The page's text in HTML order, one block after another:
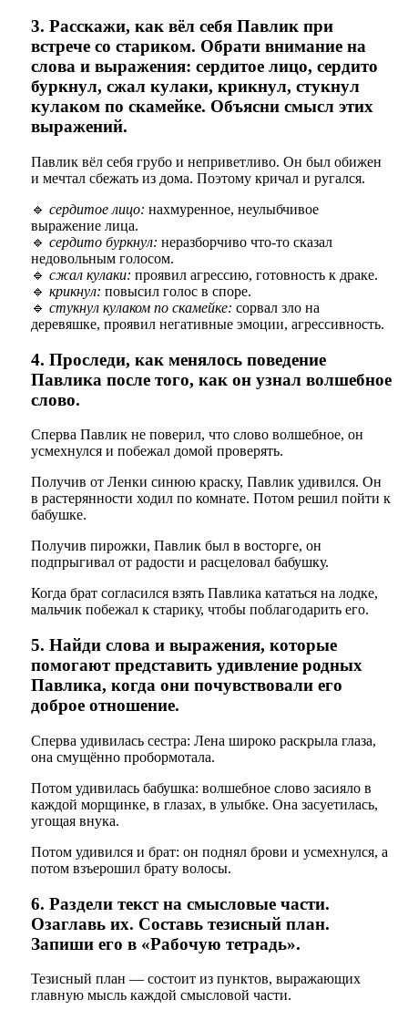
3. Расскажи, как вёл себя Павлик при
встрече со стариком. Обрати внимание на
слова и выражения: сердитое лицо, сердито
буркнул, сжал кулаки, крикнул, стукнул
кулаком по скамейке. Объясни смысл этих
выражений.
Павлик вёл себя грубо и неприветливо. Он был обижен
и мечтал сбежать из дома. Поэтому кричал и ругался.
🔹 сердитое лицо: нахмуренное, неулыбчивое
выражение лица.
🔹 сердито буркнул: неразборчиво что-то сказал
недовольным голосом.
🔹 сжал кулаки: проявил агрессию, готовность к драке.
🔹 крикнул: повысил голос в споре.
🔹 стукнул кулаком по скамейке: сорвал зло на
деревяшке, проявил негативные эмоции, агрессивность.
4. Проследи, как менялось поведение
Павлика после того, как он узнал волшебное
слово.
Сперва Павлик не поверил, что слово волшебное, он
усмехнулся и побежал домой проверять.
Получив от Ленки синюю краску, Павлик удивился. Он
в растерянности ходил по комнате. Потом решил пойти к
бабушке.
Получив пирожки, Павлик был в восторге, он
подпрыгивал от радости и расцеловал бабушку.
Когда брат согласился взять Павлика кататься на лодке,
мальчик побежал к старику, чтобы поблагодарить его.
5. Найди слова и выражения, которые
помогают представить удивление родных
Павлика, когда они почувствовали его
доброе отношение.
Сперва удивилась сестра: Лена широко раскрыла глаза,
она смущённо пробормотала.
Потом удивилась бабушка: волшебное слово засияло в
каждой морщинке, в глазах, в улыбке. Она засуетилась,
угощая внука.
Потом удивился и брат: он поднял брови и усмехнулся, а
потом взъерошил брату волосы.
6. Раздели текст на смысловые части.
Озаглавь их. Составь тезисный план.
Запиши его в «Рабочую тетрадь».
Тезисный план — состоит из пунктов, выражающих
главную мысль каждой смысловой части.